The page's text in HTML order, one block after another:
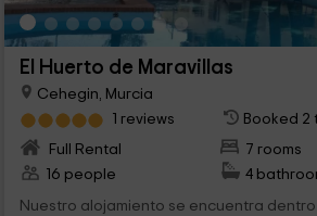
El Huerto de Maravillas
Cehegin, Murcia
1 reviews
Booked 2
Full Rental
7 rooms
16 people
4
Nuestro alojamiento se encuentra